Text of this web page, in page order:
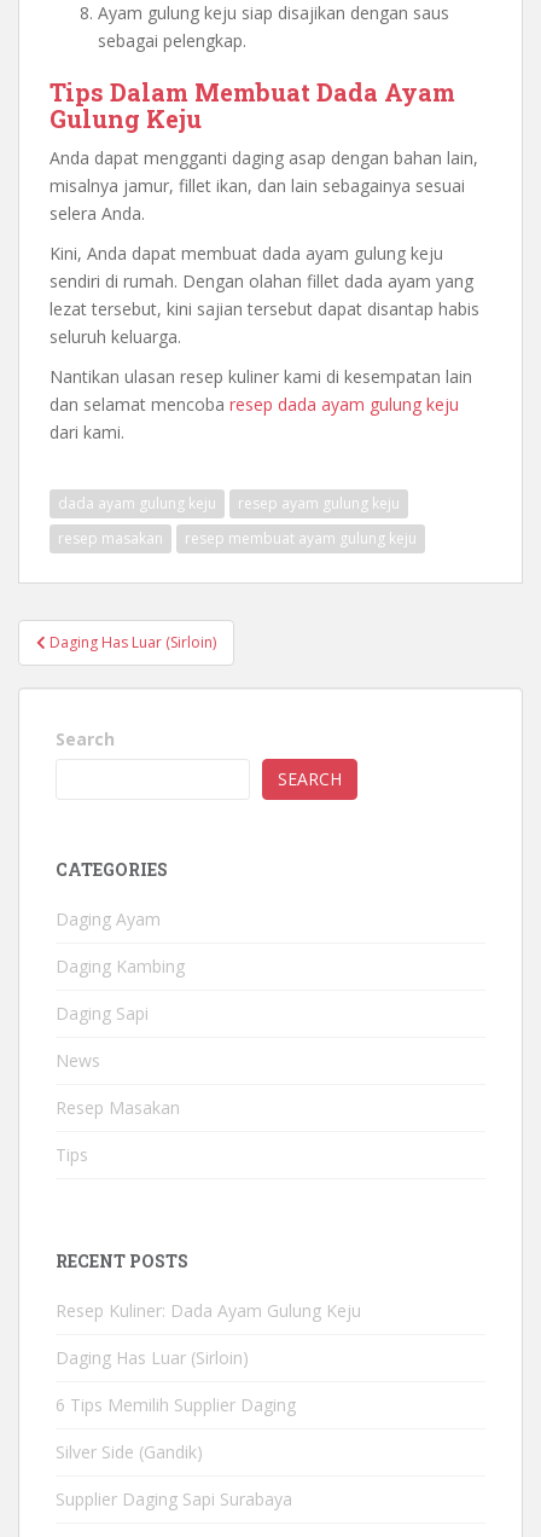
Ayam gulung keju siap disajikan dengan saus
sebagai pelengkap.
Tips Dalam Membuat Dada Ayam
Gulung Keju
Anda dapat mengganti daging asap dengan bahan lain,
misalnya jamur, fillet ikan, dan lain sebagainya sesuai
selera Anda.
Kini, Anda dapat membuat dada ayam gulung keju
sendiri di rumah. Dengan olahan fillet dada ayam yang
lezat tersebut, kini sajian tersebut dapat disantap habis
seluruh keluarga.
Nantikan ulasan resep kuliner kami di kesempatan lain
dan selamat mencoba resep dada ayam gulung keju
dari kami.
dada ayam gulung keju
resep ayam gulung keju
resep masakan
resep membuat ayam gulung keju
Post
navigation
Daging Has Luar (Sirloin)
Search
SEARCH
CATEGORIES
Daging Ayam
Daging Kambing
Daging Sapi
News
Resep Masakan
Tips
RECENT POSTS
Resep Kuliner: Dada Ayam Gulung Keju
Daging Has Luar (Sirloin)
6 Tips Memilih Supplier Daging
Silver Side (Gandik)
Supplier Daging Sapi Surabaya